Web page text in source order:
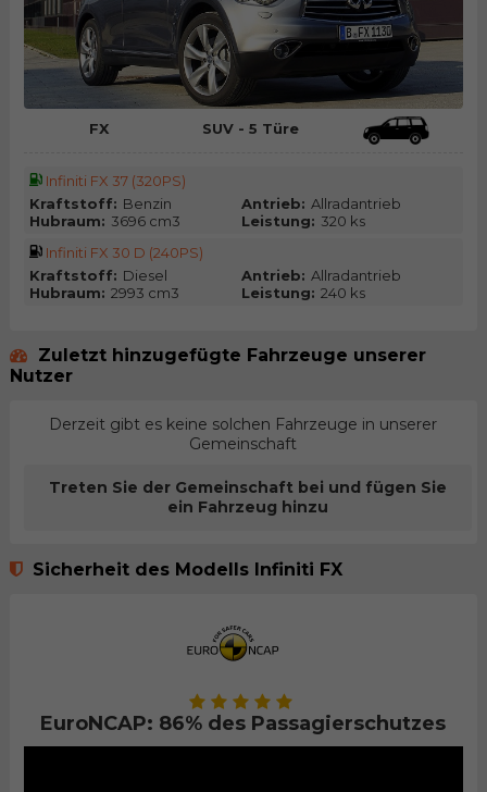
FX SUV - 5 Türe
Infiniti FX 37 (320PS)
Kraftstoff: Benzin Antrieb: Allradantrieb
Hubraum: 3696 cm3 Leistung: 320 ks
Infiniti FX 30 D (240PS)
Kraftstoff: Diesel Antrieb: Allradantrieb
Hubraum: 2993 cm3 Leistung: 240 ks
Zuletzt hinzugefügte Fahrzeuge unserer
Nutzer
Derzeit gibt es keine solchen Fahrzeuge in unserer
Gemeinschaft
Treten Sie der Gemeinschaft bei und fügen Sie
ein Fahrzeug hinzu
Sicherheit des Modells Infiniti FX
EuroNCAP: 86% des Passagierschutzes